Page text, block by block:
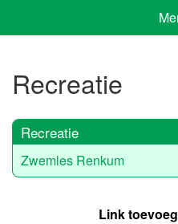
Recreatie
Recreatie
Zwemles Renkum
Link